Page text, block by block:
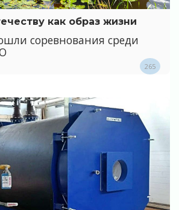
как образ жизни
соревнования среди
265